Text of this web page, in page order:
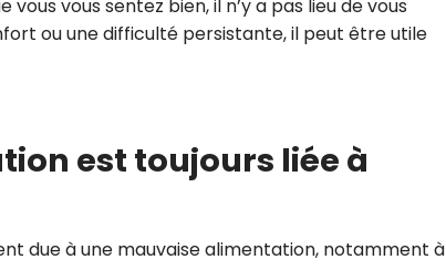
vous sentez bien, il n’y a pas lieu de vous
ou une difficulté persistante, il peut être utile
est toujours liée à
due à une mauvaise alimentation, notamment à